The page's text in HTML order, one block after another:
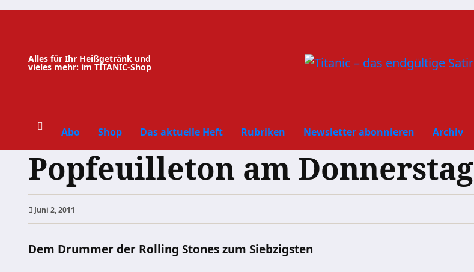
Zum
Alles für Ihr Heißgetränk und
vieles mehr: im TITANIC-Shop
Abo Shop Das aktuelle Heft Rubriken Newsletter abonnieren Archiv
Popfeuilleton am Donnerstag
Juni 2, 2011
Dem Drummer der Rolling Stones zum Siebzigsten